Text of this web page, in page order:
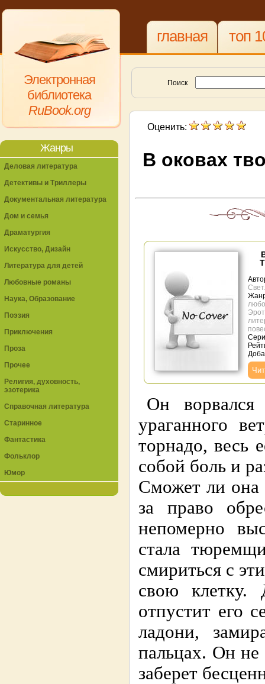
Электронная
библиотека
RuBook.org
главная топ
Поиск
Оценить:
В оковах
Он
ураганного
торнадо, весь
собой боль и
Сможет ли она
за право
непомерно
стала
смириться с
свою клетку.
отпустит его
ладони,
пальцах. Он не
заберет
Жанры
Деловая литература
Детективы и Триллеры
Документальная литература
Дом и семья
Драматургия
Искусство, Дизайн
Литература для детей
Любовные романы
Наука, Образование
Поэзия
Приключения
Проза
Прочее
Религия, духовность,
эзотерика
Справочная литература
Старинное
Фантастика
Фольклор
Юмор